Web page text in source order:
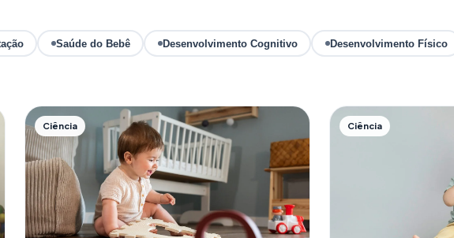
Saúde do Bebê Desenvolvimento Cognitivo Desenvolvimento Físico
Ciência Ciência